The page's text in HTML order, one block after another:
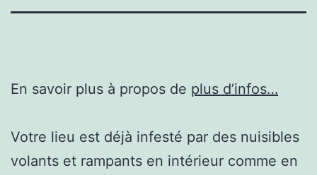
En savoir plus à propos de plus d’infos…
Votre lieu est déjà infesté par des nuisibles
volants et rampants en intérieur comme en